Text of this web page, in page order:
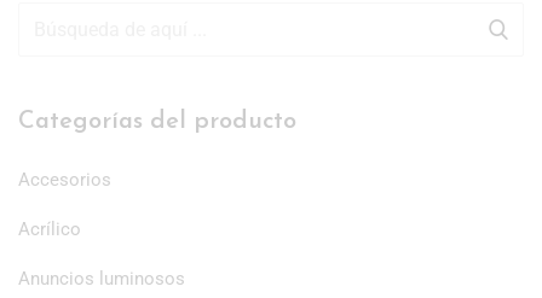
Categorías del producto
Accesorios
Acrílico
Anuncios luminosos